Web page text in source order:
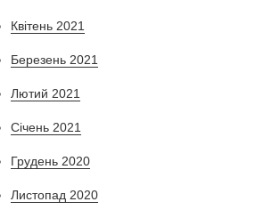
Квітень 2021
Березень 2021
Лютий 2021
Січень 2021
Грудень 2020
Листопад 2020